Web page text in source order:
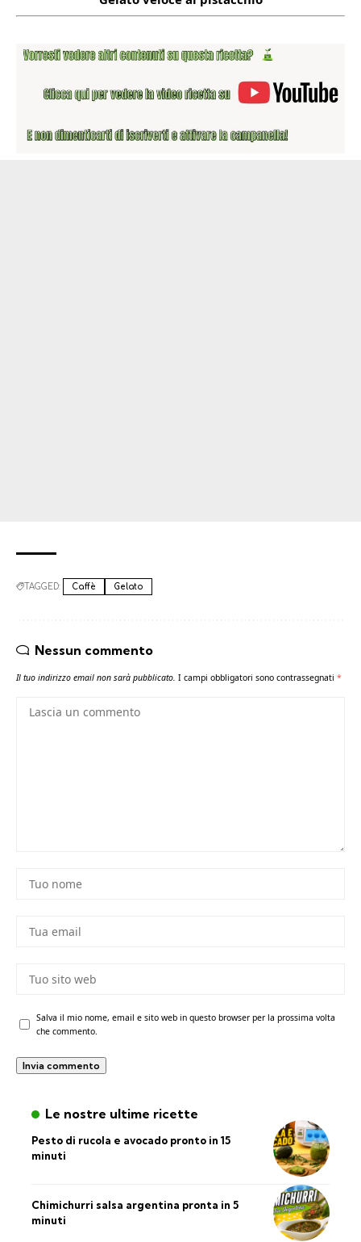
TAGGED: Caffè Gelato
Nessun commento
Il tuo indirizzo email non sarà pubblicato. I campi obbligatori sono contrassegnati *
Salva il mio nome, email e sito web in questo browser per la prossima volta
che commento.
Le nostre ultime ricette
Pesto di rucola e avocado pronto in 15
minuti
Chimichurri salsa argentina pronta in 5
minuti